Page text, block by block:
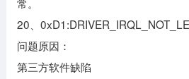
20、
问题原因：
第三方软件缺陷